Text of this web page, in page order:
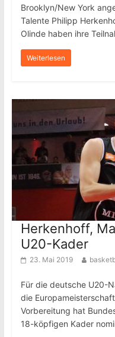
Brooklyn/New York
Talente Philipp
Olinde haben ihre
Weiterlesen
Herkenhoff,
U20-Kader
23. Mai 2019
Für die deutsche U20-
die
Vorbereitung hat
18-köpfigen Kader